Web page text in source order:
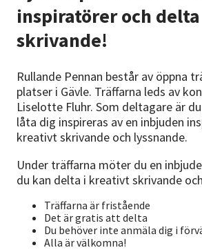
inspiratörer och
skrivande!
Rullande Pennan består av öppna
platser i Gävle. Träffarna leds av
Liselotte Fluhr. Som deltagare är
låta dig inspireras av en inbjuden
kreativt skrivande och lyssnande.
Under träffarna möter du en
du kan delta i kreativt skrivande
Träffarna är fristående
Det är gratis att delta
Du behöver inte anmäla dig i
Alla är välkomna!